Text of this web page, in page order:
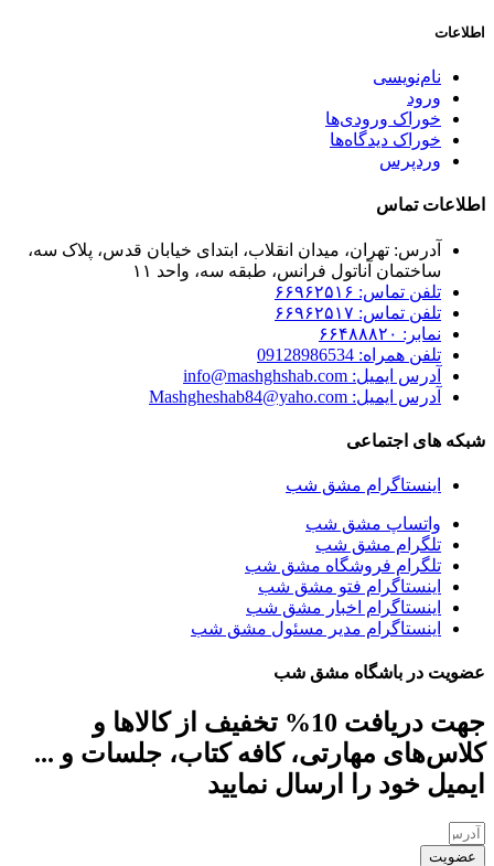
اطلاعات
نام‌نویسی
ورود
خوراک ورودی‌ها
خوراک دیدگاه‌ها
وردپرس
اطلاعات تماس
آدرس: تهران، میدان انقلاب، ابتدای خیابان قدس، پلاک سه،
ساختمان آناتول فرانس، طبقه سه، واحد ۱۱
تلفن تماس: ۶۶۹۶۲۵۱۶
تلفن تماس: ۶۶۹۶۲۵۱۷
نمابر: ۶۶۴۸۸۸۲۰
تلفن همراه: 09128986534
آدرس ایمیل: info@mashghshab.com
آدرس ایمیل: Mashgheshab84@yaho.com
شبکه های اجتماعی
اینستاگرام مشق شب
واتساپ مشق شب
تلگرام مشق شب
تلگرام فروشگاه مشق شب
اینستاگرام فتو مشق شب
اینستاگرام اخبار مشق شب
اینستاگرام مدیر مسئول مشق شب
عضویت در باشگاه مشق شب
جهت دریافت 10% تخفیف از کالاها و
کلاس‌های مهارتی، کافه کتاب، جلسات و ...
ایمیل خود را ارسال نمایید
عضویت